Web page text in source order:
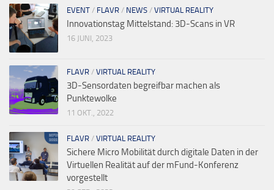
EVENT / FLAVR / NEWS / VIRTUAL REALITY
Innovationstag Mittelstand: 3D-Scans in VR
16 JUNI, 2023
FLAVR / VIRTUAL REALITY
3D-Sensordaten begreifbar machen als
Punktewolke
11 OKT., 2022
FLAVR / VIRTUAL REALITY
Sichere Micro Mobilität durch digitale Daten in der
Virtuellen Realität auf der mFund-Konferenz
vorgestellt